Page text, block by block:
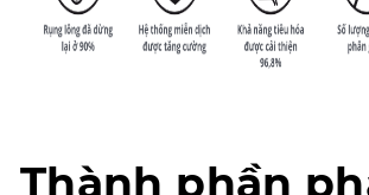
Thành phần